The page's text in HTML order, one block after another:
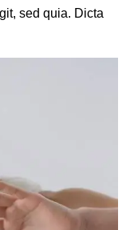
sed quia. Dicta